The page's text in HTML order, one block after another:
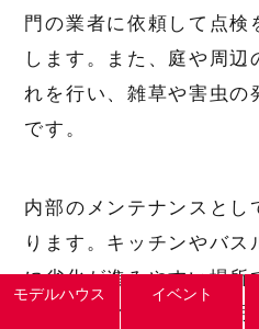
門の業者に依頼して点検
します。また、庭や周辺
れを行い、雑草や害虫の
です。
内部のメンテナンスとし
ります。キッチンやバ
に劣化が進みやすい場
発生を防ぐために、定期
モデルハウス イベント